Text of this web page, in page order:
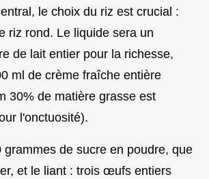
le choix du riz est crucial :
riz rond. Le liquide sera un
de lait entier pour la richesse,
ml de crème fraîche entière
30% de matière grasse est
l'onctuosité).
grammes de sucre en poudre, que
et le liant : trois œufs entiers